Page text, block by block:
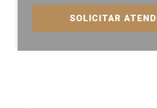
SOLICITAR